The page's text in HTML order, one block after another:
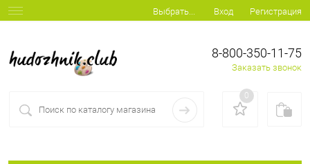
Выбрать... Вход Регистрация
8-800-350-11-75
Заказать звонок
0